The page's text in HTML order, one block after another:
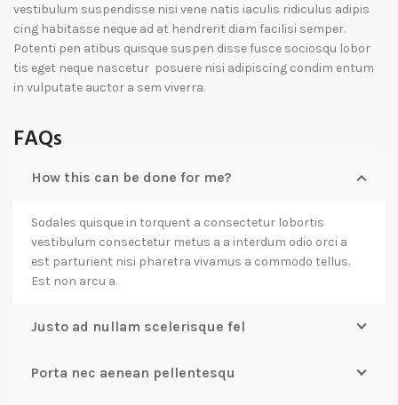
vestibulum suspendisse nisi vene natis iaculis ridiculus adipis
cing habitasse neque ad at hendrerit diam facilisi semper.
Potenti pen atibus quisque suspen disse fusce sociosqu lobor
tis eget neque nascetur posuere nisi adipiscing condim entum
in vulputate auctor a sem viverra.
FAQs
How this can be done for me?
Sodales quisque in torquent a consectetur lobortis
vestibulum consectetur metus a a interdum odio orci a
est parturient nisi pharetra vivamus a commodo tellus.
Est non arcu a.
Justo ad nullam scelerisque fel
Porta nec aenean pellentesqu